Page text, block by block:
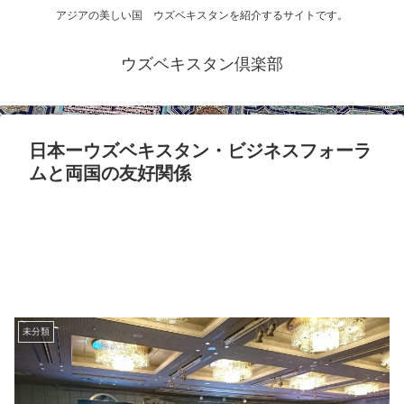
アジアの美しい国 ウズベキスタンを紹介するサイトです。
ウズベキスタン倶楽部
日本ーウズベキスタン・ビジネスフォーラ
ムと両国の友好関係
未分類